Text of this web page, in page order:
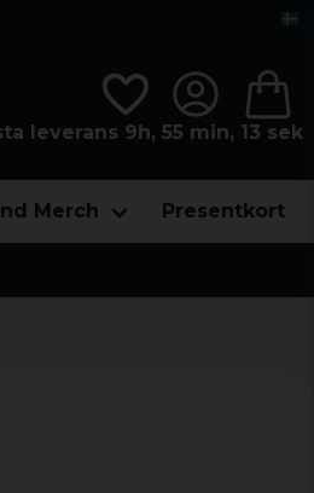
leverans 9h, 55 min, 12 sek
Merch Presentkort